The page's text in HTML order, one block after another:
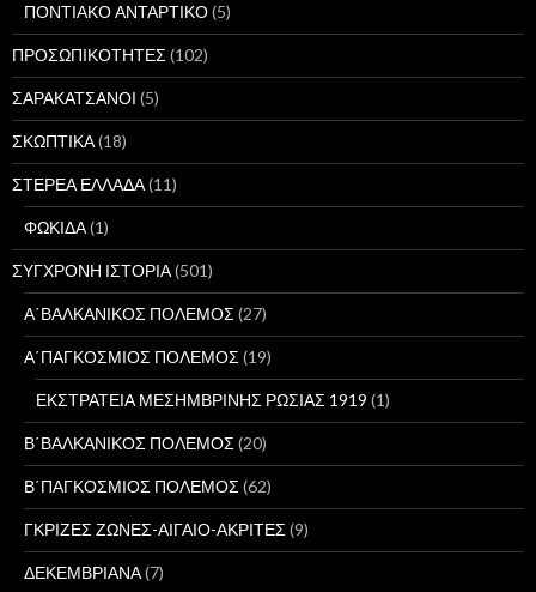
ΠΟΝΤΙΑΚΟ ΑΝΤΑΡΤΙΚΟ(5)
ΠΡΟΣΩΠΙΚΟΤΗΤΕΣ (102)
ΣΑΡΑΚΑΤΣΑΝΟΙ (5)
ΣΚΩΠΤΙΚΑ(18)
ΣΤΕΡΕΑ ΕΛΛΑΔΑ(11)
ΦΩΚΙΔΑ(1)
ΣΥΓΧΡΟΝΗ ΙΣΤΟΡΙΑ(501)
Α΄ΒΑΛΚΑΝΙΚΟΣ ΠΟΛΕΜΟΣ (27)
Α΄ΠΑΓΚΟΣΜΙΟΣ ΠΟΛΕΜΟΣ (19)
ΕΚΣΤΡΑΤΕΙΑ ΜΕΣΗΜΒΡΙΝΗΣ ΡΩΣΙΑΣ 1919 (1)
Β΄ΒΑΛΚΑΝΙΚΟΣ ΠΟΛΕΜΟΣ (20)
Β΄ΠΑΓΚΟΣΜΙΟΣ ΠΟΛΕΜΟΣ (62)
ΓΚΡΙΖΕΣ ΖΩΝΕΣ-ΑΙΓΑΙΟ-ΑΚΡΙΤΕΣ (9)
ΔΕΚΕΜΒΡΙΑΝΑ(7)